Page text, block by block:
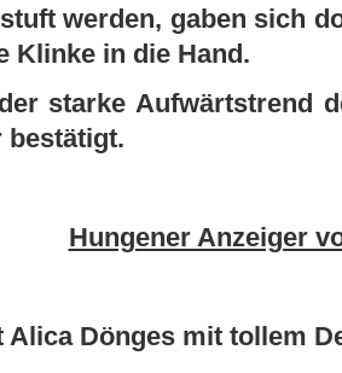
werden, gaben sich
Klinke in die Hand.
starke Aufwärtstrend
bestätigt.
Hungener Anzeiger
Alica Dönges mit tollem